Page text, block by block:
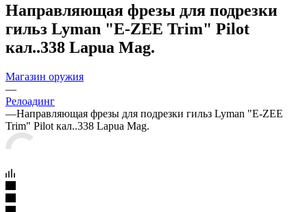
Направляющая фрезы для подрезки
гильз Lyman "E-ZEE Trim" Pilot
кал..338 Lapua Mag.
Магазин оружия
—
Релоадинг
—Направляющая фрезы для подрезки гильз Lyman "E-ZEE
Trim" Pilot кал..338 Lapua Mag.